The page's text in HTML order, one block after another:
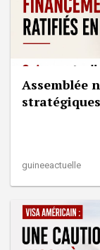
Assemblée
guineeactuelle